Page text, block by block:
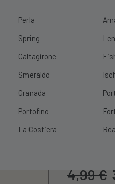
Perla
Spring
Caltagirone
Smeraldo
Granada
Portofino
La Costiera
SCOPRI|SPEDIZIONE
Set
4,99€